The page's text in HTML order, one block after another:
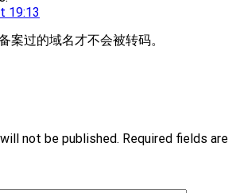
19:13
案过的域名才不会被转码。
not be published. Required fields are